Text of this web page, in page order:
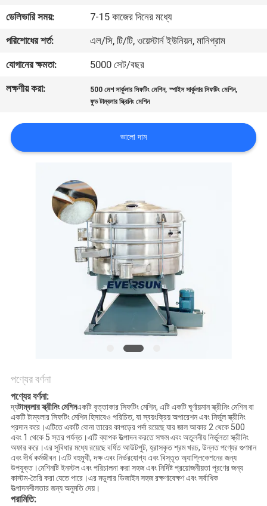
মান
নিয়ন্ত্রণ
যোগাযোগ
করুন
উদ্ধৃতির
জন্য
সাইটম্যাপ
ডেলিভারি সময়:
7-15 কাজের দিনের মধ্যে
পরিশোধের শর্ত:
এল/সি, টি/টি, ওয়েস্টার্ন ইউনিয়ন, মানিগ্রাম
যোগানের ক্ষমতা:
5000 সেট/বছর
লক্ষণীয় করা:
500 মেশ সার্কুলার সিফটিং মেশিন,স্পাইস সার্কুলার সিফটিং মেশিন,
ফুড টাম্বলার স্ক্রিনিং মেশিন
ভালো দাম
পণ্যের বর্ণনা
পণ্যের বর্ণনা:
দ্যটাম্বলার স্ক্রীনিং মেশিনএকটি বৃত্তাকার সিফটিং মেশিন, এটি একটি ঘূর্ণায়মান স্ক্রীনিং মেশিন বা
একটি টাম্বলার সিফটিং মেশিন হিসাবেও পরিচিত, যা স্বয়ংক্রিয় অপারেশন এবং নির্ভুল স্ক্রীনিং
প্রদান করে।এটিতে একটি বোনা তারের কাপড়ের পর্দা রয়েছে যার জাল আকার 2 থেকে 500
এবং 1 থেকে 5 স্তর পর্যন্ত।এটি ব্যাপক উত্পাদন করতে সক্ষম এবং অতুলনীয় নির্ভুলতা স্ক্রীনিং
অফার করে।এর সুবিধার মধ্যে রয়েছে বর্ধিত আউটপুট, হ্রাসকৃত শ্রম খরচ, উন্নত পণ্যের গুণমান
এবং দীর্ঘ কর্মজীবন।এটি বহুমুখী, দক্ষ এবং নির্ভরযোগ্য এবং বিস্তৃত অ্যাপ্লিকেশনের জন্য
উপযুক্ত।মেশিনটি ইনস্টল এবং পরিচালনা করা সহজ এবং নির্দিষ্ট প্রয়োজনীয়তা পূরণের জন্য
কাস্টম-তৈরি করা যেতে পারে।এর মডুলার ডিজাইন সহজ রক্ষণাবেক্ষণ এবং সর্বাধিক
উত্পাদনশীলতার জন্য অনুমতি দেয়।
পরামিতি: